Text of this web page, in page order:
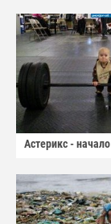
Астерикс - начало